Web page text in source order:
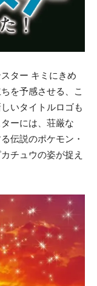
ター キミにきめ
を予感させる、こ
いタイトルロゴも
ーには、荘厳な
伝説のポケモン・
チュウの姿が捉え